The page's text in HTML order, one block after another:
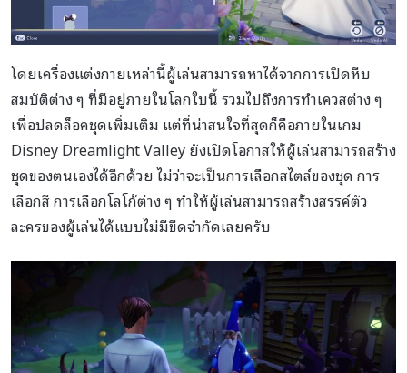
โดยเครื่องแต่งกายเหล่านี้ผู้เล่นสามารถหาได้จากการเปิดหีบ
สมบัติต่าง ๆ ที่มีอยู่ภายในโลกใบนี้ รวมไปถึงการทำเควสต่าง ๆ
เพื่อปลดล็อคชุดเพิ่มเติม แต่ที่น่าสนใจที่สุดก็คือภายในเกม
Disney Dreamlight Valley ยังเปิดโอกาสให้ผู้เล่นสามารถสร้าง
ชุดของตนเองได้อีกด้วย ไม่ว่าจะเป็นการเลือกสไตล์ของชุด การ
เลือกสี การเลือกโลโก้ต่าง ๆ ทำให้ผู้เล่นสามารถสร้างสรรค์ตัว
ละครของผู้เล่นได้แบบไม่มีขีดจำกัดเลยครับ